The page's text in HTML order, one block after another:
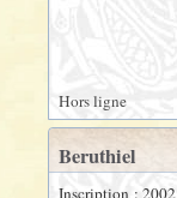
Hors ligne
Beruthiel